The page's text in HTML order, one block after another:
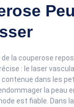
la couperose
: le laser
contenue dans les
la peau
est fiable. Dans